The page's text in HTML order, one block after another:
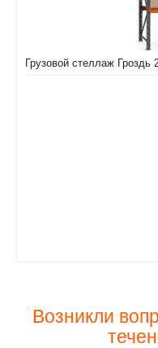
Грузовой стеллаж
Возникли